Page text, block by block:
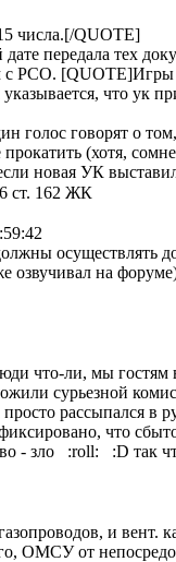
числа.[/QUOTE]
передала тех
с РСО. [QUOTE]Игры
что ук
голос говорят о
(хотя,
новая УК
ст. 162 ЖК
осуществлять
озвучивал на
что-ли, мы гостям
сурьезной
рассыпался
что
- зло :roll: :D так
и вент.
ОМСУ от непосредов